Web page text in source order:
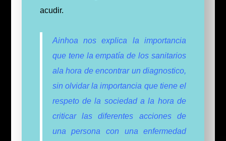
acudir.
Ainhoa nos explica la importancia
que tene la empatía de los sanitarios
ala hora de encontrar un diagnostico,
sin olvidar la importancia que tiene el
respeto de la sociedad a la hora de
criticar las diferentes acciones de
una persona con una enfermedad